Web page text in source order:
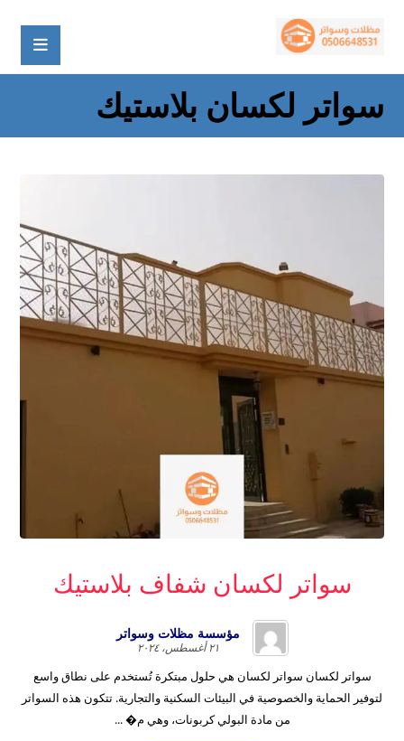
سواتر لكسان بلاستيك
سواتر لكسان شفاف بلاستيك
مؤسسة مظلات وسواتر
٢١ أغسطس، ٢٠٢٤
سواتر لكسان سواتر لكسان هي حلول مبتكرة تُستخدم على نطاق واسع
لتوفير الحماية والخصوصية في البيئات السكنية والتجارية. تتكون هذه السواتر
من مادة البولي كربونات، وهي م� ...